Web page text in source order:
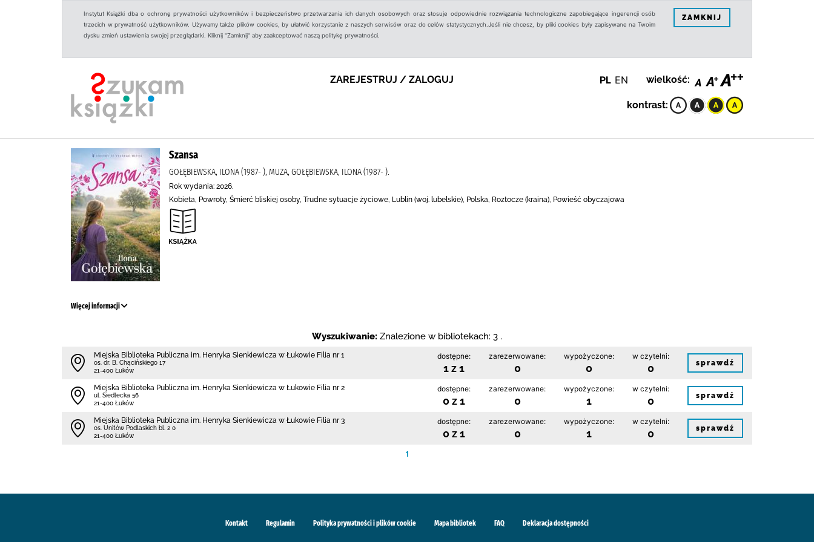
Instytut Książki dba o ochronę prywatności użytkowników i bezpieczeństwo przetwarzania ich danych osobowych oraz stosuje odpowiednie rozwiązania technologiczne zapobiegające ingerencji osób
trzecich w prywatność użytkowników. Używamy także plików cookies, by ułatwić korzystanie z naszych serwisów oraz do celów statystycznych.Jeśli nie chcesz, by pliki cookies były zapisywane na Twoim
dysku zmień ustawienia swojej przeglądarki. Kliknij "Zamknij" aby zaakceptować naszą politykę prywatności.
ZAMKNIJ
ZAREJESTRUJ / ZALOGUJ PL EN wielkość:
kontrast:
Szansa
GOŁĘBIEWSKA, ILONA (1987- ), MUZA, GOŁĘBIEWSKA, ILONA (1987- ).
Rok wydania: 2026.
Kobieta, Powroty, Śmierć bliskiej osoby, Trudne sytuacje życiowe, Lublin (woj. lubelskie), Polska, Roztocze (kraina), Powieść obyczajowa
Więcej informacji
Wyszukiwanie: Znalezione w bibliotekach: 3 .
Miejska Biblioteka Publiczna im. Henryka Sienkiewicza w Łukowie Filia nr 1
os. dr. B. Chącińskiego 17
21-400 Łuków
dostępne:
1 z 1
zarezerwowane:
0
wypożyczone:
0
w czytelni:
0 sprawdź
Miejska Biblioteka Publiczna im. Henryka Sienkiewicza w Łukowie Filia nr 2
ul. Siedlecka 56
21-400 Łuków
dostępne:
0 z 1
zarezerwowane:
0
wypożyczone:
1
w czytelni:
0 sprawdź
Miejska Biblioteka Publiczna im. Henryka Sienkiewicza w Łukowie Filia nr 3
os. Unitów Podlaskich bl. 2 0
21-400 Łuków
dostępne:
0 z 1
zarezerwowane:
0
wypożyczone:
1
w czytelni:
0 sprawdź
1
Kontakt Regulamin Polityka prywatności i plików cookie Mapa bibliotek FAQ Deklaracja dostępności